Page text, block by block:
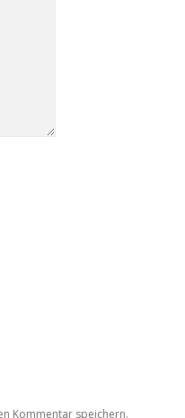
Kommentar speichern.